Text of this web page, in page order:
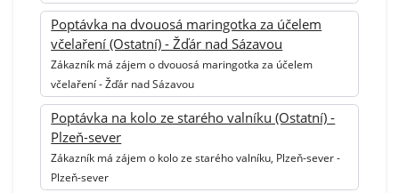
Poptávka na dvouosá maringotka za účelem
včelaření (Ostatní) - Žďár nad Sázavou
Zákazník má zájem o dvouosá maringotka za účelem
včelaření - Žďár nad Sázavou
Poptávka na kolo ze starého valníku (Ostatní) -
Plzeň-sever
Zákazník má zájem o kolo ze starého valníku, Plzeň-sever -
Plzeň-sever